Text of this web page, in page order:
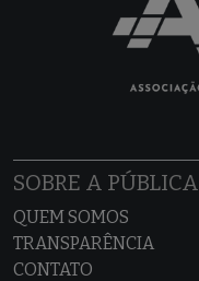
SOBRE A PÚBLICA
QUEM SOMOS
TRANSPARÊNCIA
CONTATO